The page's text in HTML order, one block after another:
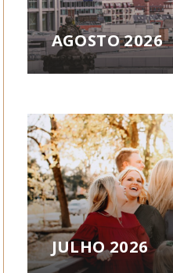
AGOSTO 2026
JULHO 2026